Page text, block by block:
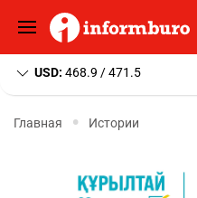
USD: 468.9 / 471.5
Главная Истории